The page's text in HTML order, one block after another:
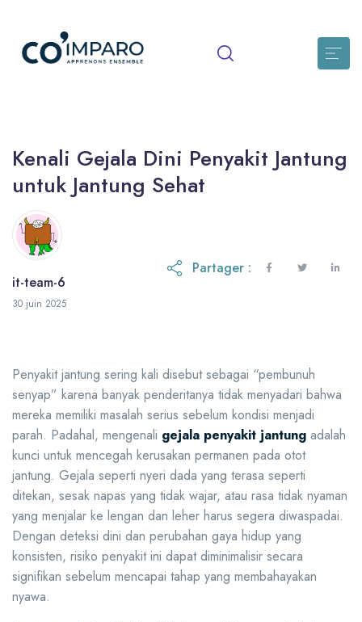
Kenali Gejala Dini Penyakit Jantung
untuk Jantung Sehat
it-team-6
30 juin 202530 juin 2026
Partager :
Penyakit jantung sering kali disebut sebagai “pembunuh
senyap” karena banyak penderitanya tidak menyadari bahwa
mereka memiliki masalah serius sebelum kondisi menjadi
parah. Padahal, mengenali gejala penyakit jantung adalah
kunci untuk mencegah kerusakan permanen pada otot
jantung. Gejala seperti nyeri dada yang terasa seperti
ditekan, sesak napas yang tidak wajar, atau rasa tidak nyaman
yang menjalar ke lengan dan leher harus segera diwaspadai.
Dengan deteksi dini dan perubahan gaya hidup yang
konsisten, risiko penyakit ini dapat diminimalisir secara
signifikan sebelum mencapai tahap yang membahayakan
nyawa.